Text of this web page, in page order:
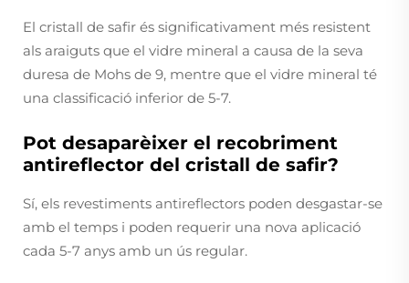
El cristall de safir és significativament més resistent
als araiguts que el vidre mineral a causa de la seva
duresa de Mohs de 9, mentre que el vidre mineral té
una classificació inferior de 5-7.
Pot desaparèixer el recobriment
antireflector del cristall de safir?
Sí, els revestiments antireflectors poden desgastar-se
amb el temps i poden requerir una nova aplicació
cada 5-7 anys amb un ús regular.